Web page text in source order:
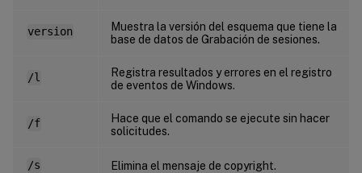
version
Muestra la versión del esquema que tiene la
base de datos de Grabación de sesiones.
/l
Registra resultados y errores en el registro
de eventos de Windows.
/f
Hace que el comando se ejecute sin hacer
solicitudes.
/s Elimina el mensaje de copyright.